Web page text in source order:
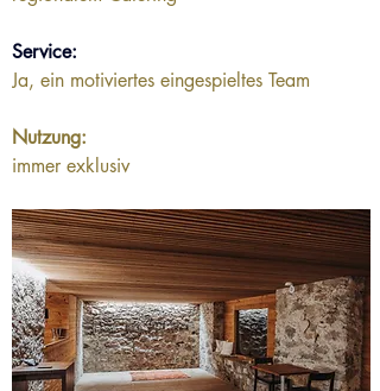
Service:
Ja, ein motiviertes eingespieltes Team
Nutzung:
immer exklusiv